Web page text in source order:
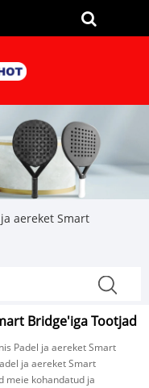
aereket Smart
Bridge'iga Tootjad
Padel ja aereket Smart
ja aereket Smart
meie kohandatud ja